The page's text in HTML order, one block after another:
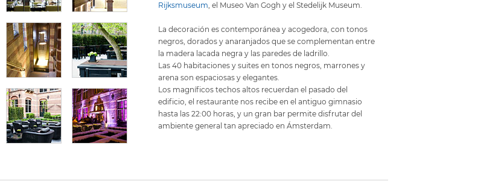
Rijksmuseum, el Museo Van Gogh y el Stedelijk Museum.
La decoración es contemporánea y acogedora, con tonos
negros, dorados y anaranjados que se complementan entre
la madera lacada negra y las paredes de ladrillo.
Las 40 habitaciones y suites en tonos negros, marrones y
arena son espaciosas y elegantes.
Los magníficos techos altos recuerdan el pasado del
edificio, el restaurante nos recibe en el antiguo gimnasio
hasta las 22:00 horas, y un gran bar permite disfrutar del
ambiente general tan apreciado en Ámsterdam.